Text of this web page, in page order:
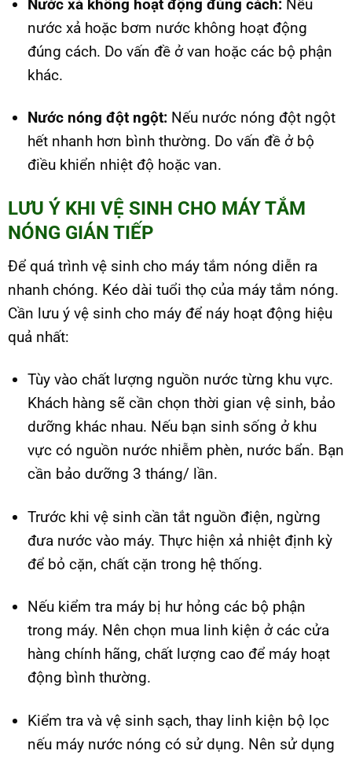
Nước xả không hoạt động đúng cách:Nếu
nước xả hoặc bơm nước không hoạt động
đúng cách. Do vấn đề ở van hoặc các bộ phận
khác.
Nước nóng đột ngột:Nếu nước nóng đột ngột
hết nhanh hơn bình thường. Do vấn đề ở bộ
điều khiển nhiệt độ hoặc van.
LƯU Ý KHI VỆ SINH CHO MÁY TẮM
NÓNG GIÁN TIẾP
Để quá trình vệ sinh cho máy tắm nóng diễn ra
nhanh chóng. Kéo dài tuổi thọ của máy tắm nóng.
Cần lưu ý vệ sinh cho máy để náy hoạt động hiệu
quả nhất:
Tùy vào chất lượng nguồn nước từng khu vực.
Khách hàng sẽ cần chọn thời gian vệ sinh, bảo
dưỡng khác nhau. Nếu bạn sinh sống ở khu
vực có nguồn nước nhiễm phèn, nước bẩn. Bạn
cần bảo dưỡng 3 tháng/ lần.
Trước khi vệ sinh cần tắt nguồn điện, ngừng
đưa nước vào máy. Thực hiện xả nhiệt định kỳ
để bỏ cặn, chất cặn trong hệ thống.
Nếu kiểm tra máy bị hư hỏng các bộ phận
trong máy. Nên chọn mua linh kiện ở các cửa
hàng chính hãng, chất lượng cao để máy hoạt
động bình thường.
Kiểm tra và vệ sinh sạch, thay linh kiện bộ lọc
nếu máy nước nóng có sử dụng. Nên sử dụng